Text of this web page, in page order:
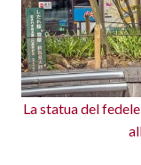
La statua del